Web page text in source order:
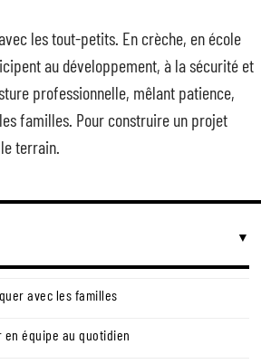
les tout-petits. En crèche, en école
au développement, à la sécurité et
professionnelle, mêlant patience,
familles. Pour construire un projet
terrain.
avec les familles
équipe au quotidien